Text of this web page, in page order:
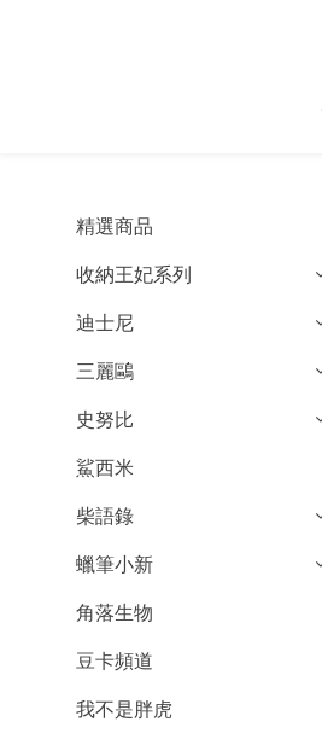
精選商品
收納王妃系列
迪士尼
三麗鷗
史努比
鯊西米
柴語錄
蠟筆小新
角落生物
豆卡頻道
我不是胖虎